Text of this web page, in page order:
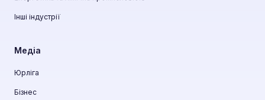
Інші індустрії
Медіа
Юрліга
Бізнес